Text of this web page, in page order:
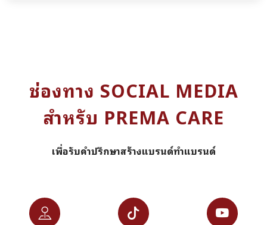
ช่องทาง SOCIAL MEDIA
สำหรับ PREMA CARE
เพื่อรับคำปรึกษาสร้างแบรนด์ทำแบรนด์